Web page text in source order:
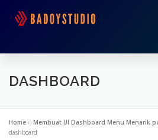
DASHBOARD
Home »Membuat UI Dashboard Menu Menarik
dashboard